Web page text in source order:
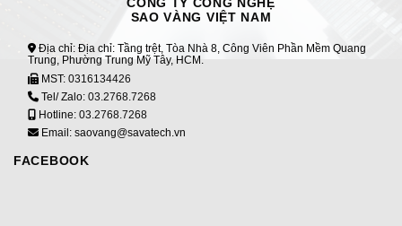
CÔNG TY CÔNG NGHỆ
SAO VÀNG VIỆT NAM
Địa chỉ: Địa chỉ: Tầng trệt, Tòa Nhà 8, Công Viên Phần Mềm Quang
Trung, Phường Trung Mỹ Tây, HCM.
MST: 0316134426
Tel/ Zalo: 03.2768.7268
Hotline: 03.2768.7268
Email: saovang@savatech.vn
FACEBOOK